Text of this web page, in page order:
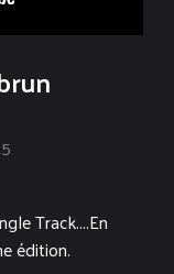
Track....En
édition.